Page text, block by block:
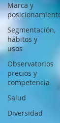
Marca y
Segmentación,
hábitos y
usos
Observatorios
precios y
competencia
Salud
Diversidad